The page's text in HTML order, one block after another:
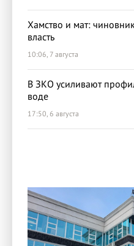
Хамство и мат:
власть
10:06, 7 августа
В ЗКО усиливают
воде
17:50, 6 августа